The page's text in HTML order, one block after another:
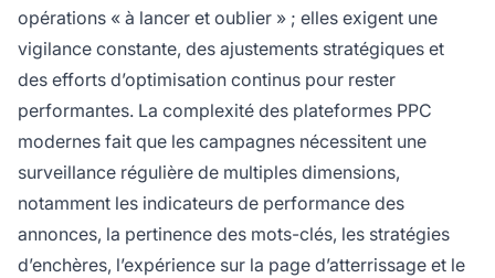
opérations « à lancer et oublier » ; elles exigent une
vigilance constante, des ajustements stratégiques et
des efforts d’optimisation continus pour rester
performantes. La complexité des plateformes PPC
modernes fait que les campagnes nécessitent une
surveillance régulière de multiples dimensions,
notamment les indicateurs de performance des
annonces, la pertinence des mots-clés, les stratégies
d’enchères, l’expérience sur la page d’atterrissage et le